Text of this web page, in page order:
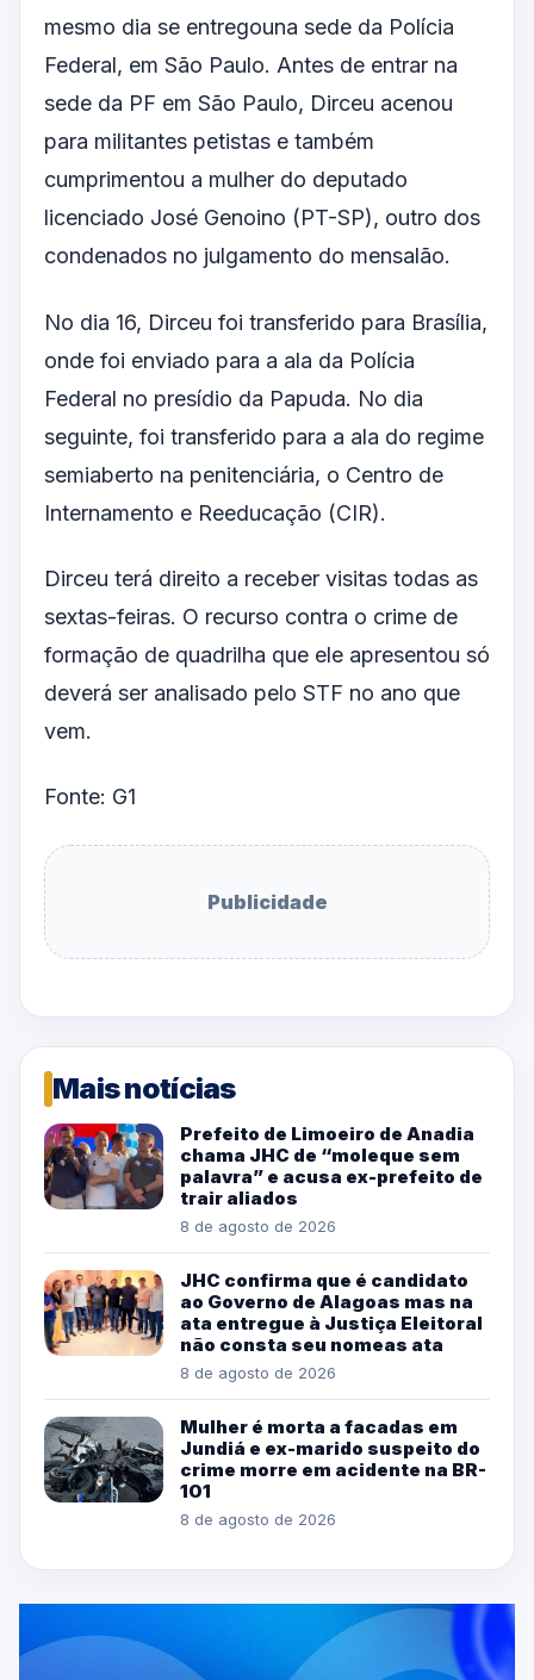
mesmo dia se entregouna sede da Polícia
Federal, em São Paulo. Antes de entrar na
sede da PF em São Paulo, Dirceu acenou
para militantes petistas e também
cumprimentou a mulher do deputado
licenciado José Genoino (PT-SP), outro dos
condenados no julgamento do mensalão.
No dia 16, Dirceu foi transferido para Brasília,
onde foi enviado para a ala da Polícia
Federal no presídio da Papuda. No dia
seguinte, foi transferido para a ala do regime
semiaberto na penitenciária, o Centro de
Internamento e Reeducação (CIR).
Dirceu terá direito a receber visitas todas as
sextas-feiras. O recurso contra o crime de
formação de quadrilha que ele apresentou só
deverá ser analisado pelo STF no ano que
vem.
Fonte: G1
Publicidade
Mais notícias
Prefeito de Limoeiro de Anadia
chama JHC de “moleque sem
palavra” e acusa ex-prefeito de
trair aliados
8 de agosto de 2026
JHC confirma que é candidato
ao Governo de Alagoas mas na
ata entregue à Justiça Eleitoral
não consta seu nomeas ata
8 de agosto de 2026
Mulher é morta a facadas em
Jundiá e ex-marido suspeito do
crime morre em acidente na BR-
101
8 de agosto de 2026